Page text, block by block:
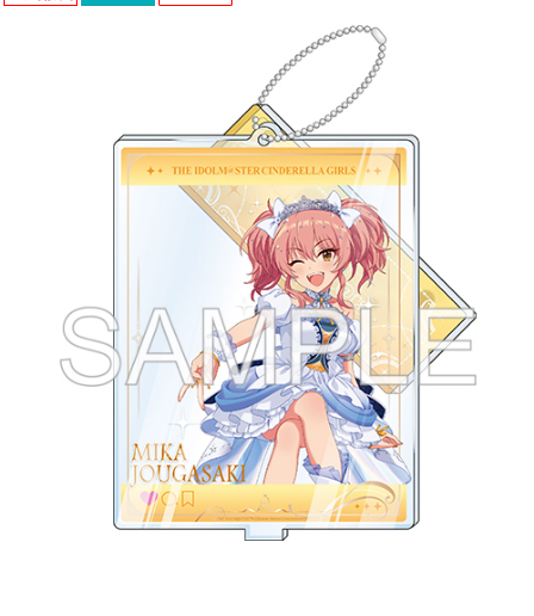
プレミアム会員とは
パックマン
スサノオマジック
ガンダムシリーズ